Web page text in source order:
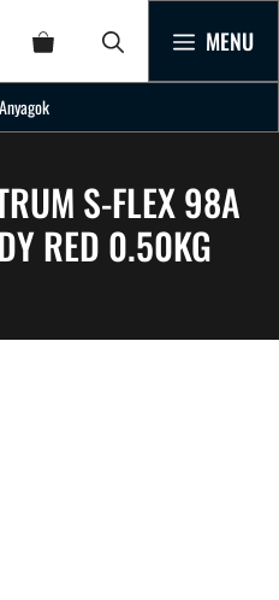
MENU
Anyagok
S-FLEX 98A
RED 0.50KG